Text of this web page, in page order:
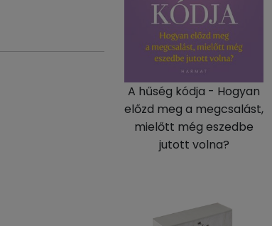
A hűség kódja - Hogyan
előzd meg a megcsalást,
mielőtt még eszedbe
jutott volna?